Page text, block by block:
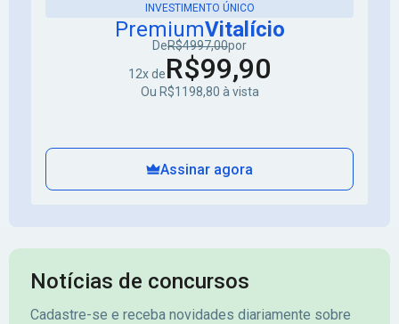
INVESTIMENTO ÚNICO
PremiumVitalício
DeR$4997,00por
12x deR$99,90
Ou R$1198,80 à vista
Assinar agora
Notícias de concursos
Cadastre-se e receba novidades diariamente sobre